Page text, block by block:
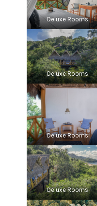
Deluxe Rooms
Deluxe Rooms
Deluxe Rooms
Deluxe Rooms